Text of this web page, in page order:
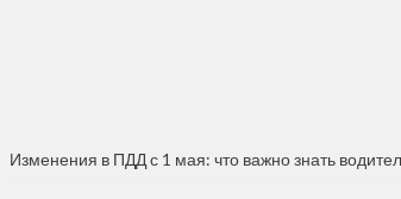
Изменения в ПДД с 1 мая: что важно знать